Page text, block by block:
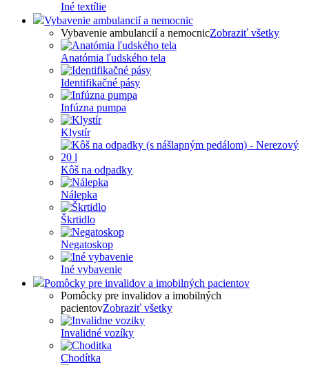
Iné textílie
Vybavenie ambulancií a nemocnic
Vybavenie ambulancií a nemocnicZobraziť všetky
Anatómia ľudského tela
Identifikačné pásy
Infúzna pumpa
Klystír
Kôš na odpadky
Nálepka
Škrtidlo
Negatoskop
Iné vybavenie
Pomôcky pre invalidov a imobilných pacientov
Pomôcky pre invalidov a imobilných
pacientovZobraziť všetky
Invalidné vozíky
Chodítka